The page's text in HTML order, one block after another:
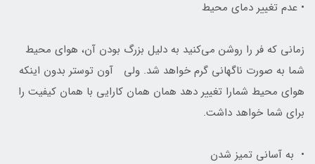
• عدم تغییر دمای محیط
زمانی که فر را روشن می‌کنید به دلیل بزرگ بودن آن، هوای محیط
شما به صورت ناگهانی گرم خواهد شد. ولی آون توستر بدون اینکه
هوای محیط شمارا تغییر دهد همان همان کارایی با همان کیفیت را
برای شما خواهد داشت.
• به آسانی تمیز شدن